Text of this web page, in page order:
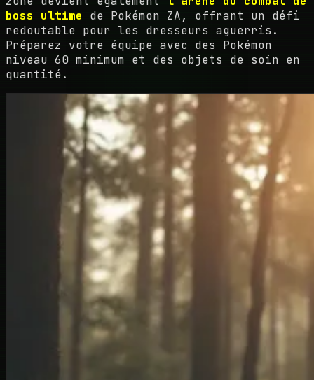
boss ultime de Pokémon ZA, offrant un défi
redoutable pour les dresseurs aguerris.
Préparez votre équipe avec des Pokémon
niveau 60 minimum et des objets de soin en
quantité.